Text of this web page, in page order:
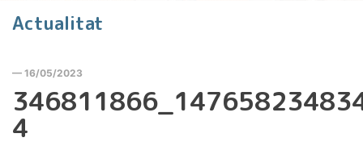
Actualitat
— 16/05/2023
4